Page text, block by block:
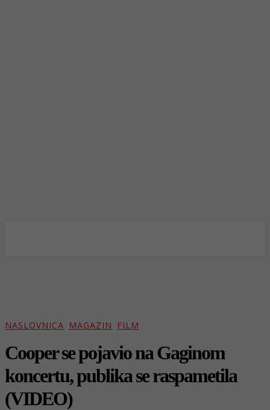
NASLOVNICA MAGAZIN FILM
Cooper se pojavio na Gaginom
koncertu, publika se raspametila
(VIDEO)